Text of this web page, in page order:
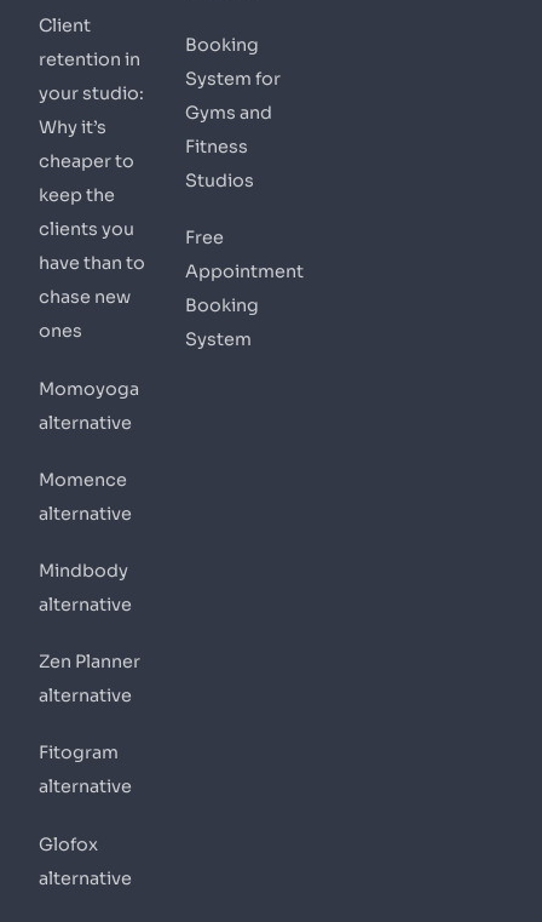
Client
retention in
your studio:
Why it’s
cheaper to
keep the
clients you
have than to
chase new
ones
Momoyoga
alternative
Momence
alternative
Mindbody
alternative
Zen Planner
alternative
Fitogram
alternative
Glofox
alternative
Booking
System for
Gyms and
Fitness
Studios
Free
Appointment
Booking
System